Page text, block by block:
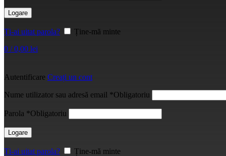
Logare
Ți-ai uitat parola?
Ține-mă minte
0 / 0,00 lei
Autentificare Creați un cont
Nume utilizator sau adresă email *Obligatoriu
Parola *Obligatoriu
Logare
Ți-ai uitat parola?
Ține-mă minte